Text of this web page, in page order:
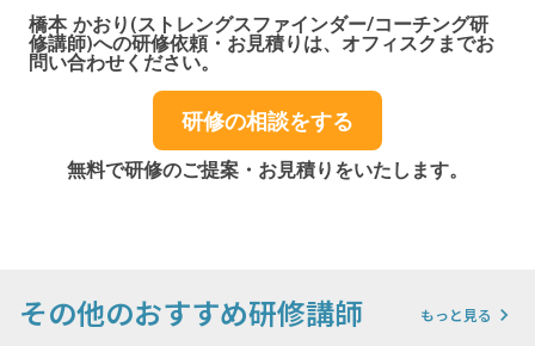
橋本 かおり(ストレングスファインダー/コーチング研
修講師)への研修依頼・お見積りは、オフィスクまでお
問い合わせください。
研修の相談をする
無料で研修のご提案・お見積りをいたします。
その他のおすすめ研修講師 もっと見る keyboard_arrow_right